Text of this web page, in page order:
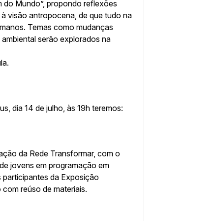
do Mundo”, propondo reflexões
visão antropocena, de que tudo na
Temas como mudanças
serão explorados na
dia 14 de julho, às 19h teremos:
da Rede Transformar, com o
jovens em programação em
da Exposição
reúso de materiais.